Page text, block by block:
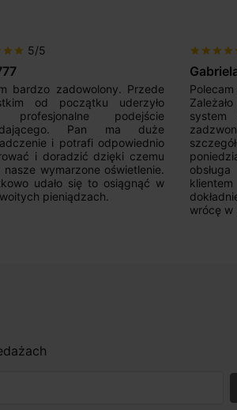
star star 5/5
bardzo zadowolony. Przede
od początku uderzyło
profesjonalne podejście
Pan ma duże
i potrafi odpowiednio
i doradzić dzięki czemu
nasze wymarzone oświetlenie.
udało się to osiągnąć w
pieniądzach.
star star star star
wrócę w